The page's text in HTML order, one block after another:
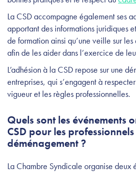
La CSD accompagne également ses
apportant des informations juridiques
de formation ainsi qu’une veille sur
afin de les aider dans l’exercice de
L’adhésion à la CSD repose sur une
entreprises, qui s’engagent à
vigueur et les règles professionnelles.
Quels sont les événements
CSD pour les
déménagement ?
La Chambre Syndicale organise deux